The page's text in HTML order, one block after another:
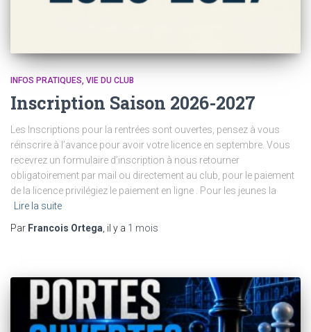
INFOS PRATIQUES VIE DU CLUB
Inscription Saison 2026-2027
Les Inscriptions pour la rentrées sont ouvertes, pensez à vous
réinscrire à l’avance pour avoir votre licence en septembre. Vous
recevrez un formulaire d’inscription à nous retourner
obligatoirement par mail ou directement au club, pour le paiement
de la licence privilégiez le paiement en ligne . Pour les jeunes la
Lire la suite
Par Francois Ortega , il y a 1 mois